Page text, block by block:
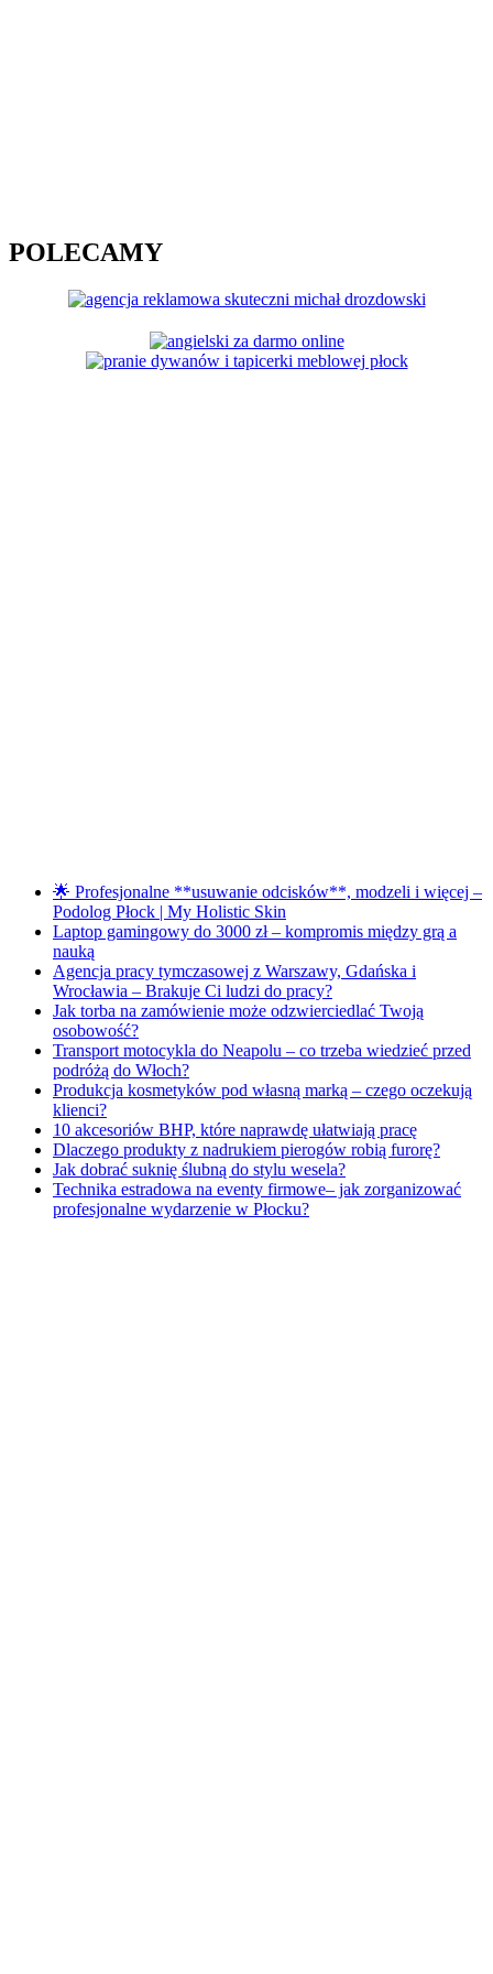
POLECAMY
🌟 Profesjonalne **usuwanie odcisków**, modzeli i więcej –
Podolog Płock | My Holistic Skin
Laptop gamingowy do 3000 zł – kompromis między grą a
nauką
Agencja pracy tymczasowej z Warszawy, Gdańska i
Wrocławia – Brakuje Ci ludzi do pracy?
Jak torba na zamówienie może odzwierciedlać Twoją
osobowość?
Transport motocykla do Neapolu – co trzeba wiedzieć przed
podróżą do Włoch?
Produkcja kosmetyków pod własną marką – czego oczekują
klienci?
10 akcesoriów BHP, które naprawdę ułatwiają pracę
Dlaczego produkty z nadrukiem pierogów robią furorę?
Jak dobrać suknię ślubną do stylu wesela?
Technika estradowa na eventy firmowe– jak zorganizować
profesjonalne wydarzenie w Płocku?